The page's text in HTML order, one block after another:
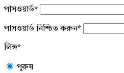
পাসওয়ার্ড*
পাসওয়ার্ড নিশ্চিত করুন*
লিঙ্গ*
পুরুষ